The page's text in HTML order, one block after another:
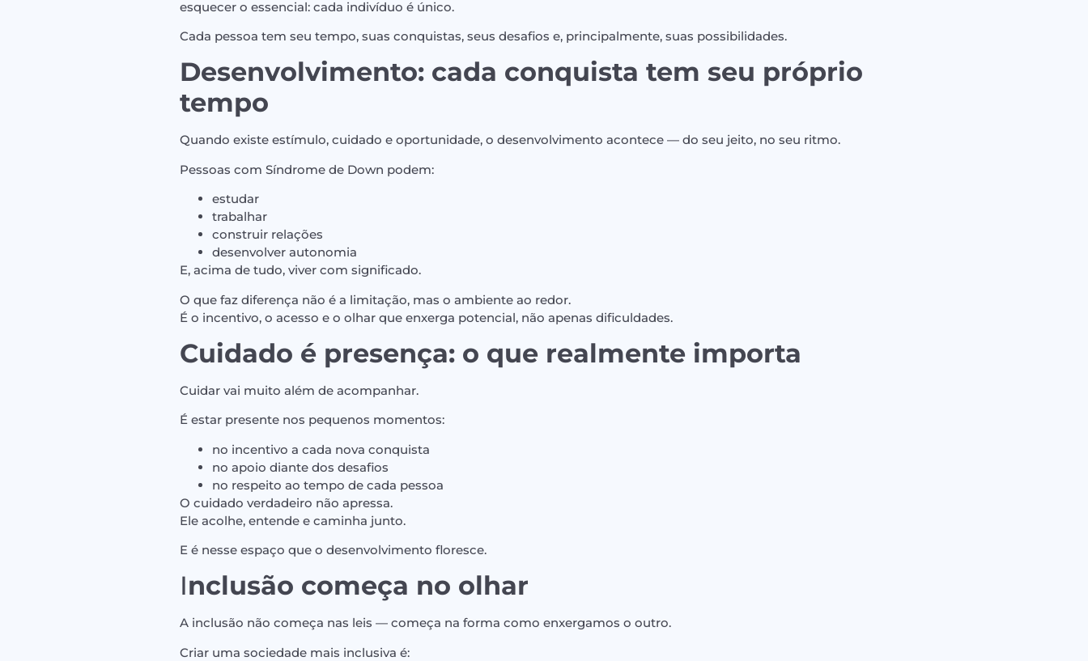
esquecer o essencial: cada indivíduo é único.
Cada pessoa tem seu tempo, suas conquistas, seus desafios e, principalmente, suas possibilidades.
Desenvolvimento: cada conquista tem seu próprio
tempo
Quando existe estímulo, cuidado e oportunidade, o desenvolvimento acontece — do seu jeito, no seu ritmo.
Pessoas com Síndrome de Down podem:
estudar
trabalhar
construir relações
desenvolver autonomia
E, acima de tudo, viver com significado.
O que faz diferença não é a limitação, mas o ambiente ao redor.
É o incentivo, o acesso e o olhar que enxerga potencial, não apenas dificuldades.
Cuidado é presença: o que realmente importa
Cuidar vai muito além de acompanhar.
É estar presente nos pequenos momentos:
no incentivo a cada nova conquista
no apoio diante dos desafios
no respeito ao tempo de cada pessoa
O cuidado verdadeiro não apressa.
Ele acolhe, entende e caminha junto.
E é nesse espaço que o desenvolvimento floresce.
Inclusão começa no olhar
A inclusão não começa nas leis — começa na forma como enxergamos o outro.
Criar uma sociedade mais inclusiva é: